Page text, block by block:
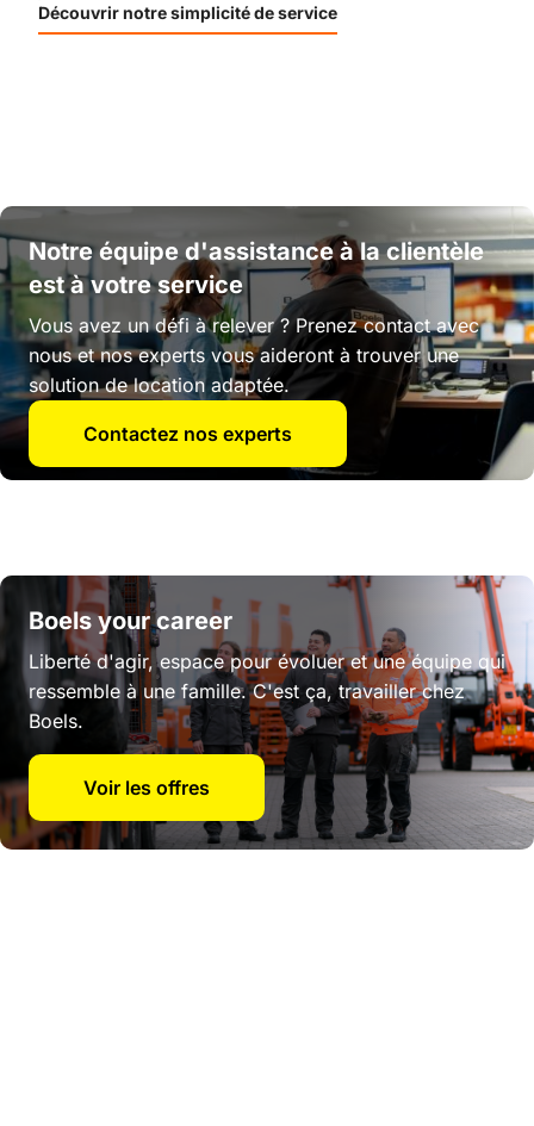
Découvrir notre simplicité de service
Notre équipe d'assistance à la clientèle
est à votre service
Vous avez un défi à relever ? Prenez contact avec
nous et nos experts vous aideront à trouver une
solution de location adaptée.
Contactez nos experts
Boels your career
Liberté d'agir, espace pour évoluer et une équipe qui
ressemble à une famille. C'est ça, travailler chez
Boels.
Voir les offres